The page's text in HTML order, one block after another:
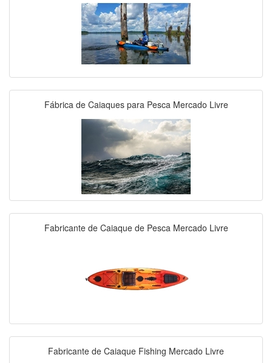
Fábrica de Caiaques para Pesca Mercado Livre
Fabricante de Caiaque de Pesca Mercado Livre
Fabricante de Caiaque Fishing Mercado Livre